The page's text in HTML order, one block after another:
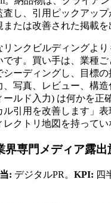
査し、引用ピックアッ
たは改善された掲載を
リンクビルディングよ
です。買い手は、業種ご
シーディングし、目標
写真、レビュー、構造
ールド入力) は何かを正
ル引用を改善します」
クトリ地図を持ってい
専門メディア露出
: デジタルPR。 KPI: 四